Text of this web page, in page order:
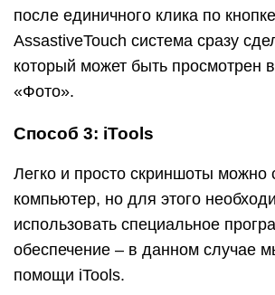
после единичного клика по кнопке
AssastiveTouch система сразу
который может быть просмотрен
«Фото».
Способ 3: iTools
Легко и просто скриншоты можно
компьютер, но для этого
использовать специальное
обеспечение – в данном случае
помощи iTools.